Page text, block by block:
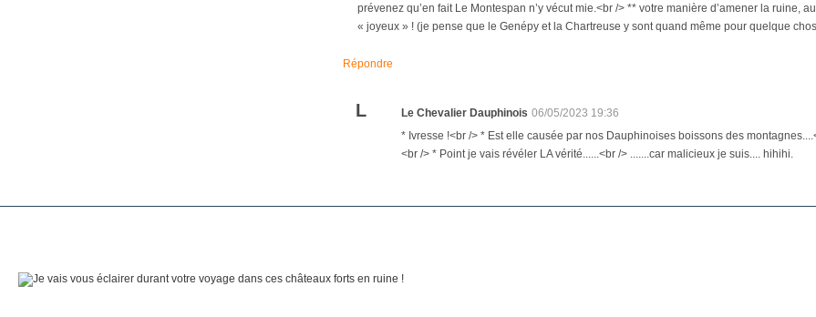
prévenez qu’en fait Le Montespan n’y vécut mie.<br /> ** votre manière d’amener la ruine,
« joyeux » ! (je pense que le Genépy et la Chartreuse y sont quand même pour quelque
Répondre
L Le Chevalier Dauphinois 06/05/2023 19:36
* Ivresse !<br /> * Est elle causée par nos Dauphinoises boissons des
<br /> * Point je vais révéler LA vérité......<br /> .......car malicieux je suis.... hihihi.